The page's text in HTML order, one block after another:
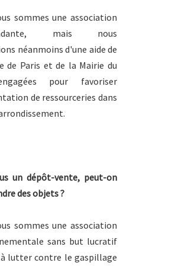
sommes une association
mais nous
néanmoins d'une aide de
de Paris et de la Mairie du
pour favoriser
de ressourceries dans
un dépôt-vente, peut-on
des objets ?
sommes une association
sans but lucratif
à lutter contre le gaspillage